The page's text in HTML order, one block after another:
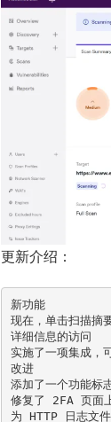
更新介绍：
新功能
现在，单击扫描摘
详细信息的访问
实施了一项集成，
改进
添加了一个功能标
修复了 2FA 页面
为 HTTP 日志文